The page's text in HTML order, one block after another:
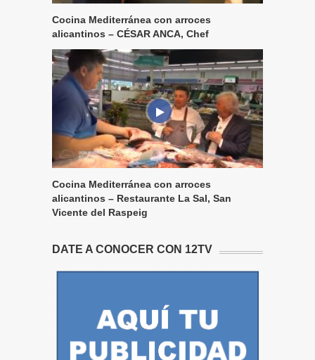
Cocina Mediterránea con arroces
alicantinos – CÉSAR ANCA, Chef
Cocina Mediterránea con arroces
alicantinos – Restaurante La Sal, San
Vicente del Raspeig
DATE A CONOCER CON 12TV